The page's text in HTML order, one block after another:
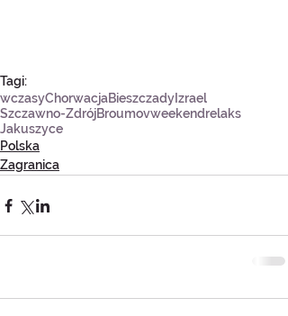
Tagi:
wczasyChorwacjaBieszczady Izrael
Szczawno-ZdrójBroumovweekendrelaks
Jakuszyce
Polska
Zagranica